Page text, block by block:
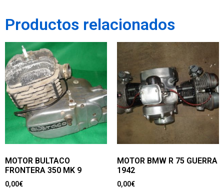
Productos relacionados
MOTOR BULTACO
FRONTERA 350 MK 9
0,00€
MOTOR BMW R 75 GUERRA
1942
0,00€